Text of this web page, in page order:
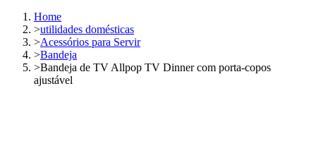
Home
>utilidades domésticas
>Acessórios para Servir
>Bandeja
>Bandeja de TV Allpop TV Dinner com porta-copos
ajustável